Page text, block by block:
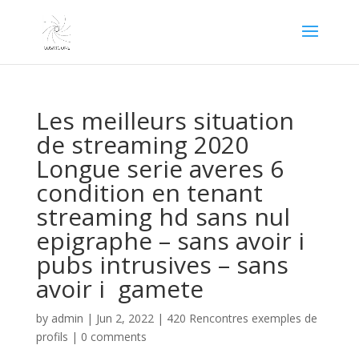
Les meilleurs situation
de streaming 2020
Longue serie averes 6
condition en tenant
streaming hd sans nul
epigraphe – sans avoir i
pubs intrusives – sans
avoir i gamete
by admin | Jun 2, 2022| 420 Rencontres exemples de
profils | 0 comments